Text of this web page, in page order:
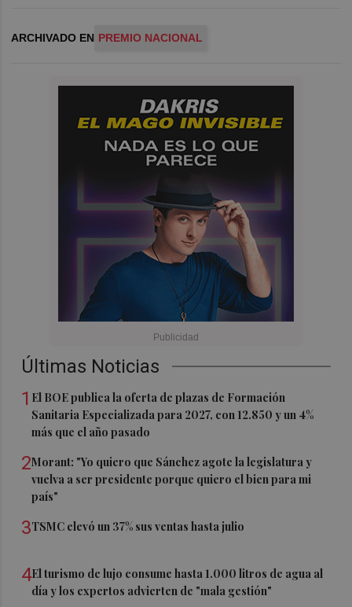
Últimas Noticias
1 El BOE publica la oferta de plazas de Formación
Sanitaria Especializada para 2027, con 12.850 y un 4%
más que el año pasado
2Morant: "Yo quiero que Sánchez agote la legislatura y
vuelva a ser presidente porque quiero el bien para mi
país"
3TSMC elevó un 37% sus ventas hasta julio
4El turismo de lujo consume hasta 1.000 litros de agua al
día y los expertos advierten de "mala gestión"
ARCHIVADO EN PREMIO NACIONAL